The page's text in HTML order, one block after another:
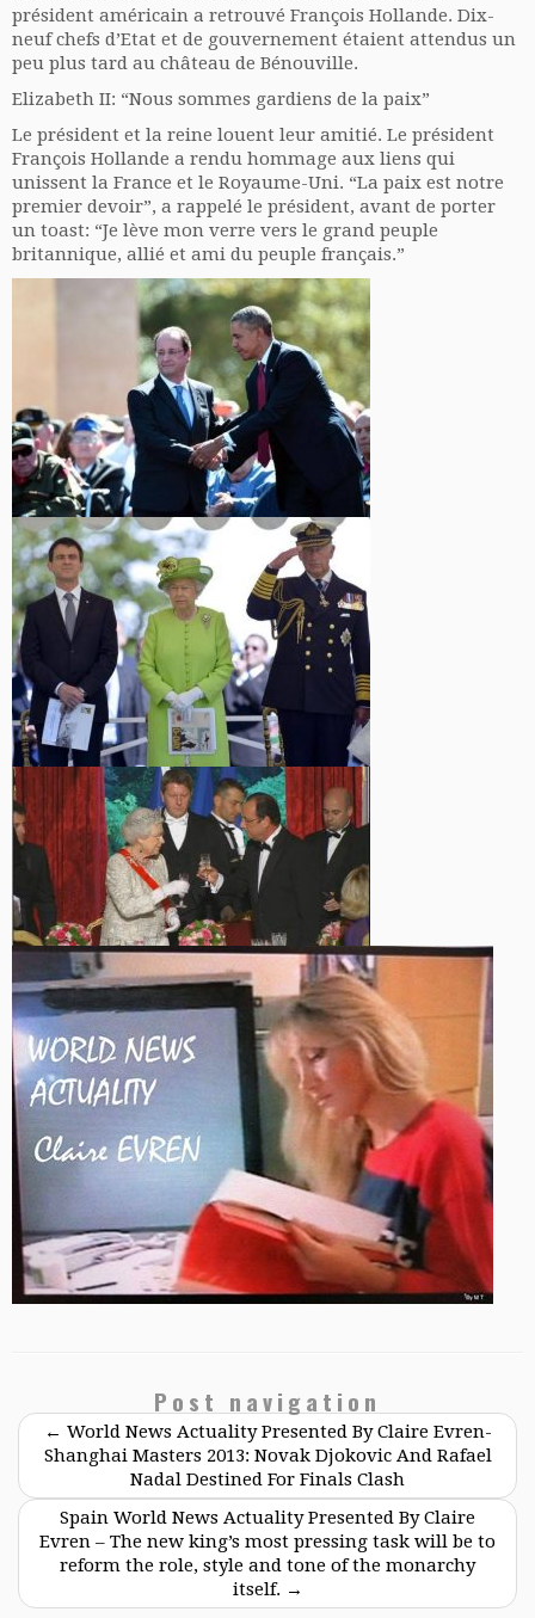
président américain a retrouvé François Hollande. Dix-
neuf chefs d’Etat et de gouvernement étaient attendus un
peu plus tard au château de Bénouville.
Elizabeth II: “Nous sommes gardiens de la paix”
Le président et la reine louent leur amitié. Le président
François Hollande a rendu hommage aux liens qui
unissent la France et le Royaume-Uni. “La paix est notre
premier devoir”, a rappelé le président, avant de porter
un toast: “Je lève mon verre vers le grand peuple
britannique, allié et ami du peuple français.”
Post navigation
← World News Actuality Presented By Claire Evren-
Shanghai Masters 2013: Novak Djokovic And Rafael
Nadal Destined For Finals Clash
Spain World News Actuality Presented By Claire
Evren – The new king’s most pressing task will be to
reform the role, style and tone of the monarchy
itself. →